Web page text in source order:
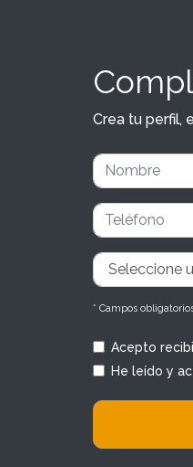
Crea tu perfil,
* Campos
Acepto
He leído y